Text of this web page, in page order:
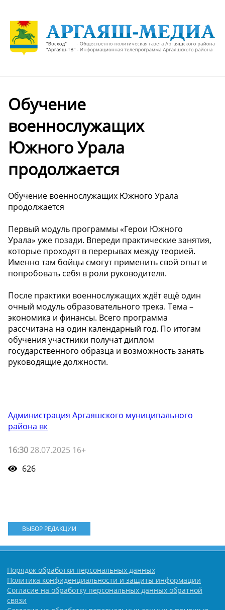
Обучение
военнослужащих
Южного Урала
продолжается
Обучение военнослужащих Южного Урала
продолжается
Первый модуль программы «Герои Южного
Урала» уже позади. Впереди практические занятия,
которые проходят в перерывах между теорией.
Именно там бойцы смогут применить свой опыт и
попробовать себя в роли руководителя.
После практики военнослужащих ждёт ещё один
очный модуль образовательного трека. Тема –
экономика и финансы. Всего программа
рассчитана на один календарный год. По итогам
обучения участники получат диплом
государственного образца и возможность занять
руководящие должности.
Администрация Аргаяшского муниципального
района вк
16:30 28.07.2025 16+
626
ВЫБОР РЕДАКЦИИ
Порядок обработки персональных данных
Политика конфиденциальности и защиты информации
Согласие на обработку персональных данных обратной
связи